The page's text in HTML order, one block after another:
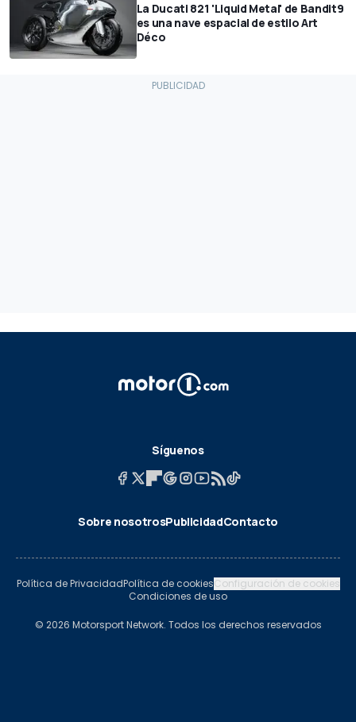
La Ducati 821 'Liquid Metal' de Bandit9
es una nave espacial de estilo Art
Déco
Síguenos
Sobre nosotrosPublicidadContacto
Política de PrivacidadPolítica de cookiesConfiguración de cookies
Condiciones de uso
© 2026 Motorsport Network. Todos los derechos reservados